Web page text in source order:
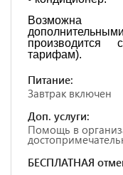
Возможна
производится
тарифам).
Питание:
Завтрак включен
Доп. услуги:
Помощь в
БЕСПЛАТНАЯ